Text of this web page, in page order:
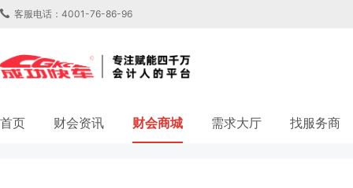
客服电话：4001-76-86-96
首页 财会资讯 财会商城 需求大厅 找服务商